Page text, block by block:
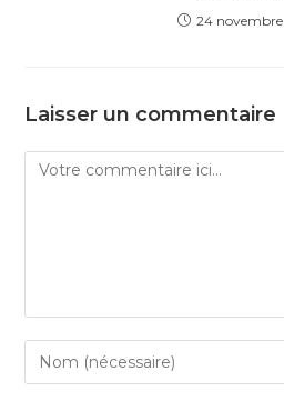
24
Laisser un commentaire